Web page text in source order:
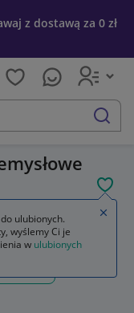
z dostawą za 0 zł
szukaj
Materiały i akcesoria
km
ulubionych.
wyślemy Ci je
w ulubionych